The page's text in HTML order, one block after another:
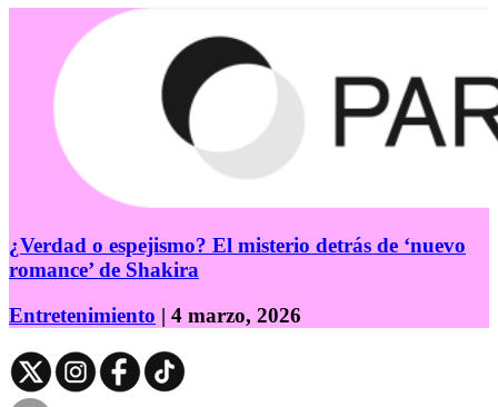
¿Verdad o espejismo? El misterio detrás de ‘nuevo
romance’ de Shakira
Entretenimiento | 4 marzo, 2026